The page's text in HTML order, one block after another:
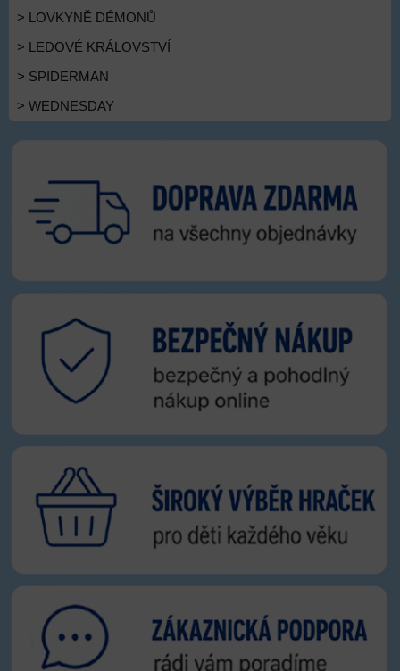
> LOVKYNĚ DÉMONŮ
> LEDOVÉ KRÁLOVSTVÍ
> SPIDERMAN
> WEDNESDAY